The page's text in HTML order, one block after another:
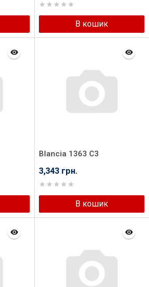
В кошик
Blancia 1363 C3
3,343 грн.
В кошик